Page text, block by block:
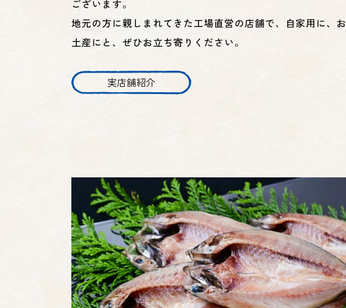
ございます。
地元の方に親しまれてきた工場直営の店舗で、自家用に、お
土産にと、ぜひお立ち寄りください。
実店舗紹介